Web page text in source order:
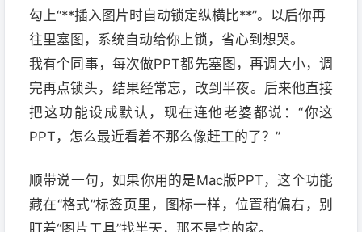
勾上“**插入图片时自动锁定纵横比**”。以后你再
往里塞图，系统自动给你上锁，省心到想哭。
我有个同事，每次做PPT都先塞图，再调大小，调
完再点锁头，结果经常忘，改到半夜。后来他直接
把这功能设成默认，现在连他老婆都说：“你这
PPT，怎么最近看着不那么像赶工的了？”
顺带说一句，如果你用的是Mac版PPT，这个功能
藏在“格式”标签页里，图标一样，位置稍偏右，别
盯着“图片工具”找半天，那不是它的家。